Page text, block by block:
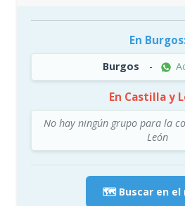
En
Burgos -
En Castilla y
No hay ningún grupo para la
León
🗺️ Buscar en el